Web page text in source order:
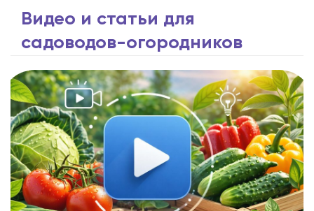
Видео и статьи для
садоводов-огородников